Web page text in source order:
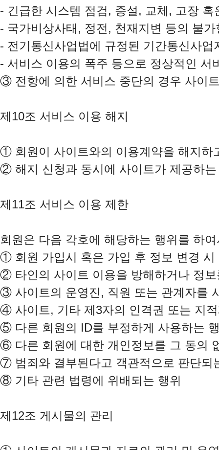
- 긴급한 시스템 점검, 증설, 교체, 고장
- 국가비상사태, 정전, 천재지변 등의 불
- 전기통신사업법에 규정된 기간통신사
③ 전항에 의한 서비스 중단의 경우 사이
제10조 서비스 이용 해지
①
② 해지 신청과 동시에 사이트가 제공하
제11조 서비스 이용 제한
①
②
③
④
⑤
⑥
⑦
⑧ 기타 관련 법령에 위배되는 행위
제12조 게시물의 관리